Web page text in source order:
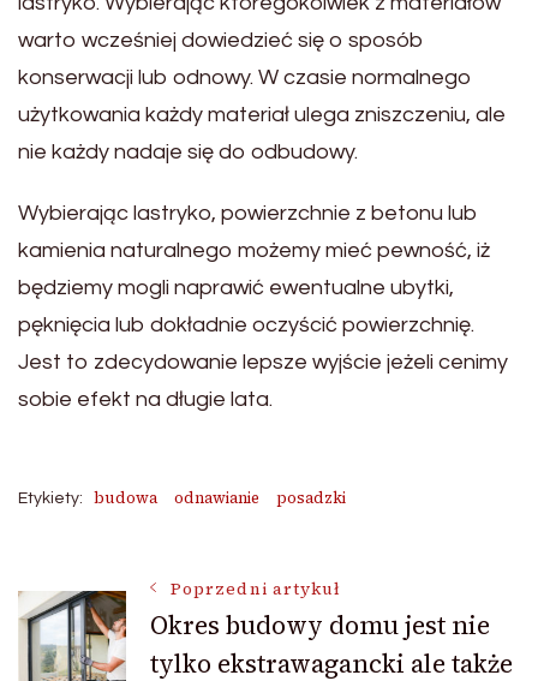
warto wcześniej dowiedzieć się o sposób
konserwacji lub odnowy. W czasie normalnego
użytkowania każdy materiał ulega zniszczeniu, ale
nie każdy nadaje się do odbudowy.
Wybierając lastryko, powierzchnie z betonu lub
kamienia naturalnego możemy mieć pewność, iż
będziemy mogli naprawić ewentualne ubytki,
pęknięcia lub dokładnie oczyścić powierzchnię.
Jest to zdecydowanie lepsze wyjście jeżeli cenimy
sobie efekt na długie lata.
Etykiety: budowa odnawianie posadzki
NawigacjaPoprzedni artykuł
Okres budowy domu jest nie
tylko ekstrawagancki ale także